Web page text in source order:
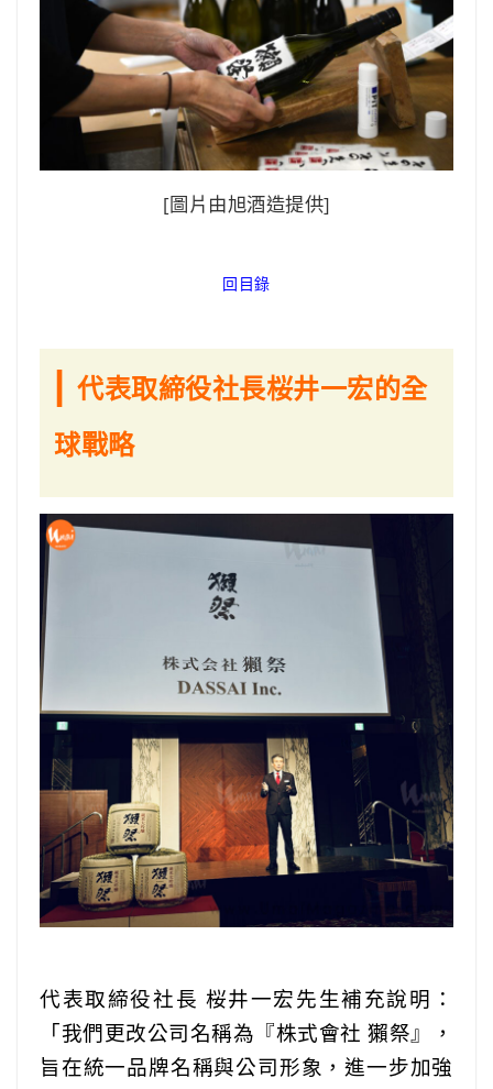
[圖片由旭酒造提供]
回目錄
| 代表取締役社長桜井一宏的全
球戰略
代表取締役社長 桜井一宏先生補充說明：
「我們更改公司名稱為『株式會社 獺祭』，
旨在統一品牌名稱與公司形象，進一步加強